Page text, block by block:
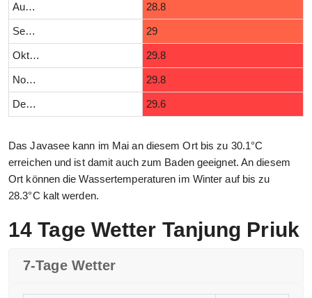
August 28.8
September 29
Oktober 29.8
November 29.8
Dezember 29.6
Das Javasee kann im Mai an diesem Ort bis zu 30.1°C
erreichen und ist damit auch zum Baden geeignet. An diesem
Ort können die Wassertemperaturen im Winter auf bis zu
28.3°C kalt werden.
14 Tage Wetter Tanjung Priuk
7-Tage Wetter